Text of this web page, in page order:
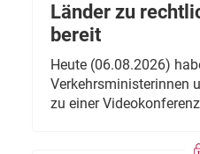
Länder zu
bereit
Heute (06.08.2026)
Verkehrsministerinnen
zu einer